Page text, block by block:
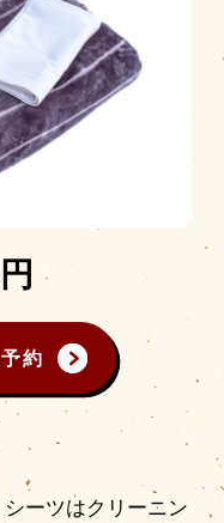
約
ーツはクリーニン